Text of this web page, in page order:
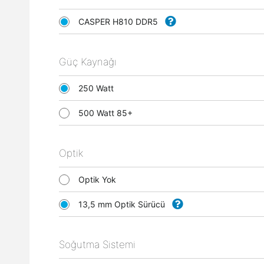
CASPER H810 DDR5
Güç Kaynağı
250 Watt
500 Watt 85+
Optik
Optik Yok
13,5 mm Optik Sürücü
Soğutma Sistemi